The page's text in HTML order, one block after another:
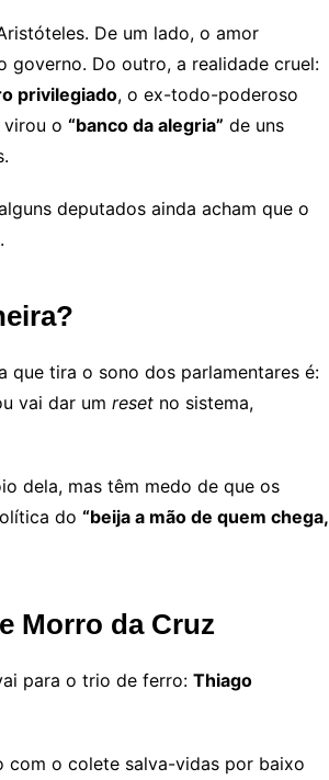
De um lado, o amor
governo. Do outro, a realidade cruel:
privilegiado, o ex-todo-poderoso
virou o “banco da alegria” de uns
deputados ainda acham que o
que tira o sono dos parlamentares é:
vai dar um reset no sistema,
dela, mas têm medo de que os
do “beija a mão de quem chega,
Morro da Cruz
para o trio de ferro: Thiago
com o colete salva-vidas por baixo